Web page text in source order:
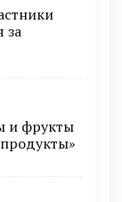
за
и фрукты